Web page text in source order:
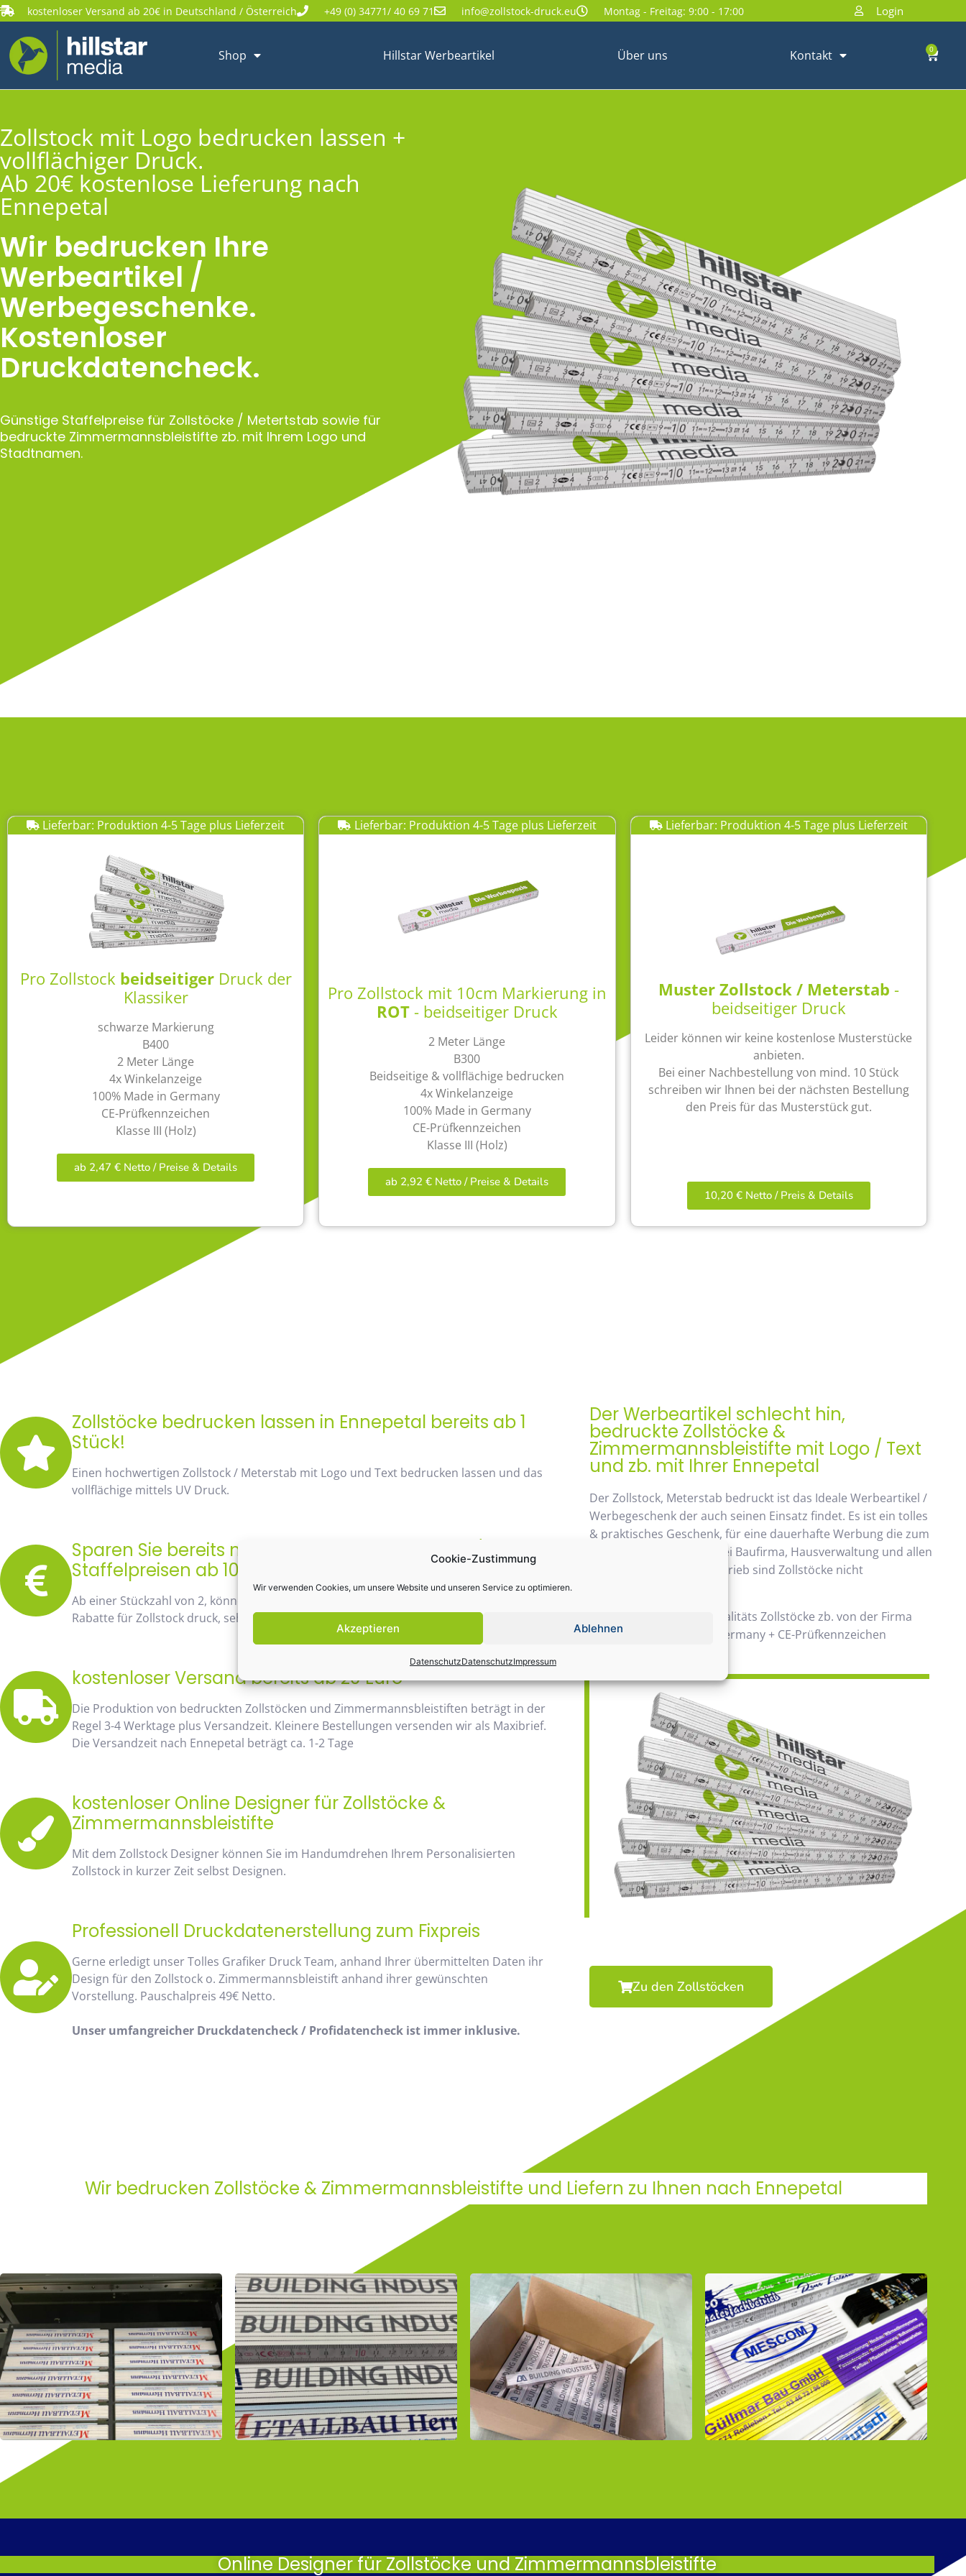
Cookie-Zustimmung
Wir verwenden Cookies, um unsere Website und unseren Service zu optimieren.
Akzeptieren Ablehnen
DatenschutzDatenschutzImpressum
kostenloser Versand ab 20€ in Deutschland / Österreich +49 (0) 34771/ 40 69 71 info@zollstock-druck.eu Montag - Freitag: 9:00 - 17:00 Login
Shop Hillstar Werbeartikel Über uns Kontakt 0
Zollstock mit Logo bedrucken lassen +
vollflächiger Druck.
Ab 20€ kostenlose Lieferung nach
Ennepetal
Wir bedrucken Ihre
Werbeartikel /
Werbegeschenke.
Kostenloser
Druckdatencheck.
Günstige Staffelpreise für Zollstöcke / Metertstab sowie für
bedruckte Zimmermannsbleistifte zb. mit Ihrem Logo und
Stadtnamen.
Lieferbar: Produktion 4-5 Tage plus Lieferzeit
Pro Zollstock beidseitiger Druck der
Klassiker
schwarze Markierung
B400
2 Meter Länge
4x Winkelanzeige
100% Made in Germany
CE-Prüfkennzeichen
Klasse III (Holz)
ab 2,47 € Netto / Preise & Details
Lieferbar: Produktion 4-5 Tage plus Lieferzeit
Pro Zollstock mit 10cm Markierung in
ROT- beidseitiger Druck
2 Meter Länge
B300
Beidseitige & vollflächige bedrucken
4x Winkelanzeige
100% Made in Germany
CE-Prüfkennzeichen
Klasse III (Holz)
ab 2,92 € Netto / Preise & Details
Lieferbar: Produktion 4-5 Tage plus Lieferzeit
Muster Zollstock / Meterstab -
beidseitiger Druck
Leider können wir keine kostenlose Musterstücke
anbieten.
Bei einer Nachbestellung von mind. 10 Stück
schreiben wir Ihnen bei der nächsten Bestellung
den Preis für das Musterstück gut.
10,20 € Netto / Preis & Details
Zollstöcke bedrucken lassen in Ennepetal bereits ab 1
Stück!
Einen hochwertigen Zollstock / Meterstab mit Logo und Text bedrucken lassen und das
vollflächige mittels UV Druck.
Sparen Sie bereits mit unserem Mengenrabatt /
Staffelpreisen ab 10 Stück fast 48%
Ab einer Stückzahl von 2, können Sie bereits von unserem Mengenrabatt profitieren. Die
Rabatte für Zollstock druck, sehen Sie sofort anhand der Staffelpreise.
kostenloser Versand bereits ab 20 Euro
Die Produktion von bedruckten Zollstöcken und Zimmermannsbleistiften beträgt in der
Regel 3-4 Werktage plus Versandzeit. Kleinere Bestellungen versenden wir als Maxibrief.
Die Versandzeit nach Ennepetal beträgt ca. 1-2 Tage
kostenloser Online Designer für Zollstöcke &
Zimmermannsbleistifte
Mit dem Zollstock Designer können Sie im Handumdrehen Ihrem Personalisierten
Zollstock in kurzer Zeit selbst Designen.
Professionell Druckdatenerstellung zum Fixpreis
Gerne erledigt unser Tolles Grafiker Druck Team, anhand Ihrer übermittelten Daten ihr
Design für den Zollstock o. Zimmermannsbleistift anhand ihrer gewünschten
Vorstellung. Pauschalpreis 49€ Netto.
Unser umfangreicher Druckdatencheck / Profidatencheck ist immer inklusive.
Der Werbeartikel schlecht hin,
bedruckte Zollstöcke &
Zimmermannsbleistifte mit Logo / Text
und zb. mit Ihrer Ennepetal
Der Zollstock, Meterstab bedruckt ist das Ideale Werbeartikel /
Werbegeschenk der auch seinen Einsatz findet. Es ist ein tolles
& praktisches Geschenk, für eine dauerhafte Werbung die zum
Einsatz kommt. Beliebt bei Baufirma, Hausverwaltung und allen
möglichen Handwerksbetrieb sind Zollstöcke nicht
Daher wir verwenden Qualitäts Zollstöcke zb. von der Firma
Bauma / 100% Made in Germany + CE-Prüfkennzeichen
Zu den Zollstöcken
Wir bedrucken Zollstöcke & Zimmermannsbleistifte und Liefern zu Ihnen nach Ennepetal
Online Designer für Zollstöcke und Zimmermannsbleistifte